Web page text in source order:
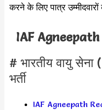
करने के लिए पात्र
IAF
# भारतीय वायु सेना
भर्ती
IAF Agneepath